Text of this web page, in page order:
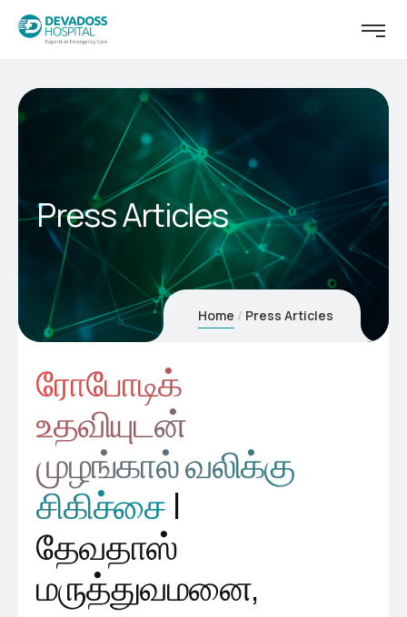
Press Articles
Home Press Articles
ரோபோடிக்
உதவியுடன்
முழங்கால் வலிக்கு
சிகிச்சை |
தேவதாஸ்
மருத்துவமனை,